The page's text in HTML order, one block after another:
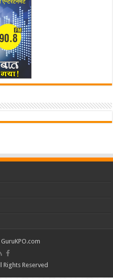
GuruKPO.com
Reserved